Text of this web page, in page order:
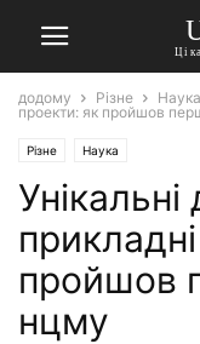
додому Різне Наука
проекти: як пройшов
Різне Наука
пройшов
нцму